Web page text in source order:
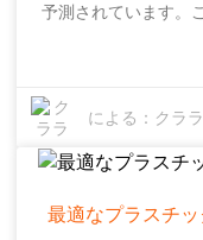
予測されています。
と、材料加工にお
かつ効率的にする
す。業界が消費者の
サステナビリティが
境に優しい素材を求
による： クララ
最適なプラスチ